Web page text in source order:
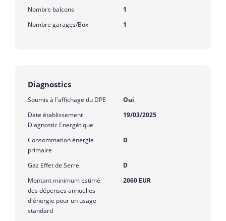
Nombre balcons
1
Nombre garages/Box
1
Diagnostics
Soumis à l'affichage du DPE
Oui
Date établissement
Diagnostic Energétique
19/03/2025
Consommation énergie
primaire
D
Gaz Effet de Serre
D
Montant minimum estimé
des dépenses annuelles
d'énergie pour un usage
standard
2060 EUR